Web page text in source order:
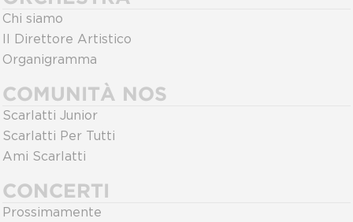
Chi siamo
Il Direttore Artistico
Organigramma
COMUNITÀ NOS
Scarlatti Junior
Scarlatti Per Tutti
Ami Scarlatti
CONCERTI
Prossimamente